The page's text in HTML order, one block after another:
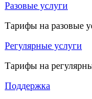
Разовые услуги
Тарифы на разовые
Регулярные услуги
Тарифы на
Поддержка